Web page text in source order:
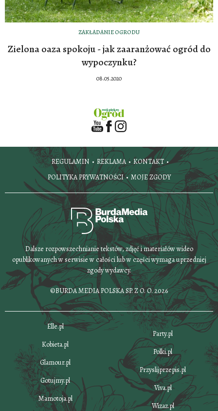
ZAKŁADANIE OGRODU
Zielona oaza spokoju - jak zaaranżować ogród do
wypoczynku?
08.05.2020
REGULAMIN REKLAMA
KONTAKT
POLITYKA PRYWATNOŚCI
MOJE ZGODY
Dalsze rozpowszechnianie tekstów, zdjęć i materiałów wideo
opublikowanych w serwisie w całości lub w części wymaga uprzedniej
zgody wydawcy.
©BURDA MEDIA POLSKA SP. Z O. O. 2026
Elle.pl
Kobieta.pl
Glamour.pl
Gotujmy.pl
Mamotoja.pl
Party.pl
Polki.pl
Przyslijprzepis.pl
Viva.pl
Wizaz.pl